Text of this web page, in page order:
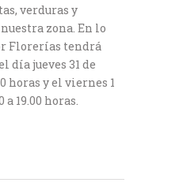
verduras y
zona. En lo
Florerías tendrá
día jueves 31 de
horas y el viernes 1
19.00 horas.